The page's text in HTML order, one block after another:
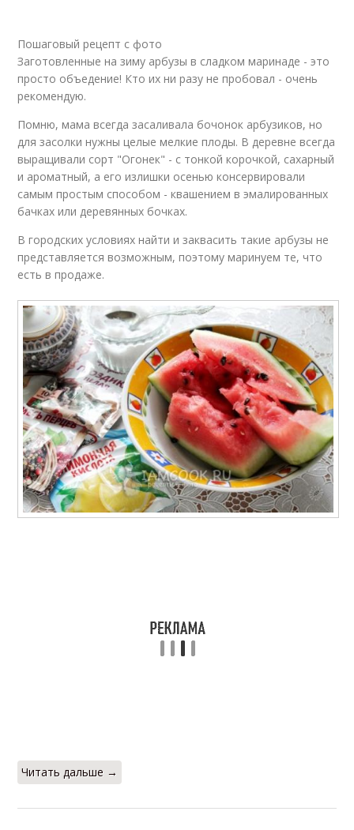
Арбуз в бочке Арбуз в арбузном соке
Арбузы без корочки
Арбузы с чесноком Арбузы с медом
Арбузы в литровых
банках
Моченые арбузы
Арбузы в 3-литровых
Арбузы к закрыванию
Пошаговый рецепт с фото
Заготовленные на зиму арбузы в сладком маринаде - это
просто объедение! Кто их ни разу не пробовал - очень
рекомендую.
Помню, мама всегда засаливала бочонок арбузиков, но
для засолки нужны целые мелкие плоды. В деревне всегда
выращивали сорт "Огонек" - с тонкой корочкой, сахарный
и ароматный, а его излишки осенью консервировали
самым простым способом - квашением в эмалированных
бачках или деревянных бочках.
В городских условиях найти и заквасить такие арбузы не
представляется возможным, поэтому маринуем те, что
есть в продаже.
Читать дальше →